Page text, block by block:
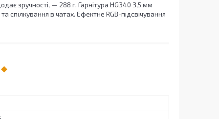
зручності, — 288 г. Гарнітура HG340 3,5 мм
в чатах. Ефектне RGB-підсвічування